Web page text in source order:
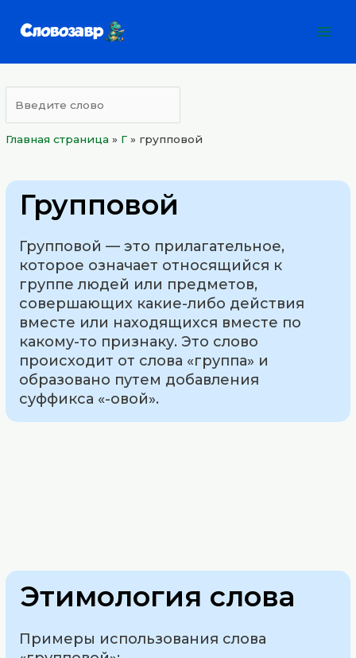
Главная страница » Г » групповой
Групповой
Групповой — это прилагательное,
которое означает относящийся к
группе людей или предметов,
совершающих какие-либо действия
вместе или находящихся вместе по
какому-то признаку. Это слово
происходит от слова «группа» и
образовано путем добавления
суффикса «-овой».
Этимология слова
Примеры использования слова